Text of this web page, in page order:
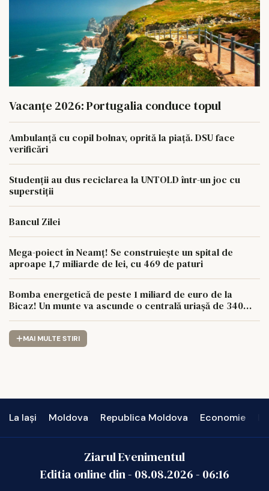
Vacanțe 2026: Portugalia conduce topul
Ambulanță cu copil bolnav, oprită la piață. DSU face
verificări
Studenții au dus reciclarea la UNTOLD într-un joc cu
superstiții
Bancul Zilei
Mega-poiect în Neamț! Se construiește un spital de
aproape 1,7 miliarde de lei, cu 469 de paturi
Bomba energetică de peste 1 miliard de euro de la
Bicaz! Un munte va ascunde o centrală uriașă de 340
MAI MULTE STIRI
La Iași Moldova Republica Moldova Economie
Ziarul Evenimentul
Editia online din - 08.08.2026- 06:16